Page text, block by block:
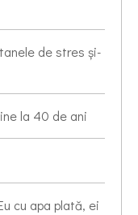
de stres și-
la 40 de ani
cu apa plată, ei